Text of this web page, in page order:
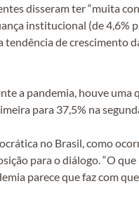
disseram ter “muita
institucional (de 4,6%
tendência de crescimento
a pandemia, houve uma
para 37,5% na
no Brasil, como
para o diálogo. “O que
parece que faz com